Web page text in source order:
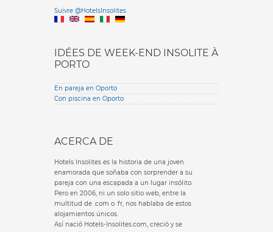
Suivre @HotelsInsolites
IDÉES DE WEEK-END INSOLITE À
PORTO
En pareja en Oporto
Con piscina en Oporto
ACERCA DE
Hotels Insolites es la historia de una joven
enamorada que soñaba con sorprender a su
pareja con una escapada a un lugar insólito.
Pero en 2006, ni un solo sitio web, entre la
multitud de .com o .fr, nos hablaba de estos
alojamientos únicos.
Así nació Hotels-Insolites.com, creció y se